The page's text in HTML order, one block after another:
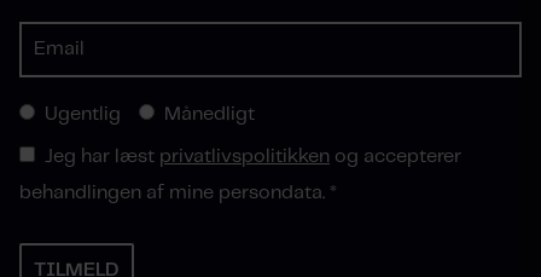
Ugentlig Månedligt
Jeg har læst privatlivspolitikken og accepterer
behandlingen af mine persondata. *